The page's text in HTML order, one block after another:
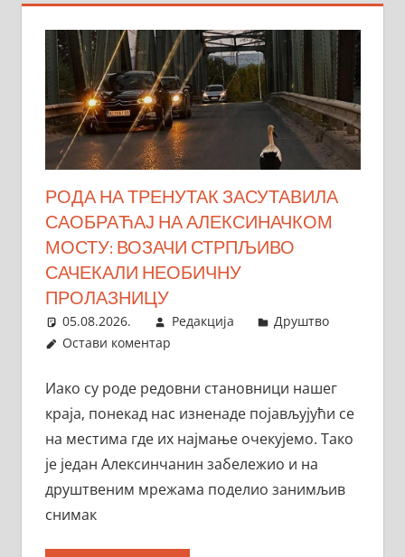
РОДА НА ТРЕНУТАК ЗАСУТАВИЛА
САОБРАЋАЈ НА АЛЕКСИНАЧКОМ
МОСТУ: ВОЗАЧИ СТРПЉИВО
САЧЕКАЛИ НЕОБИЧНУ
ПРОЛАЗНИЦУ
05.08.2026. Редакција
Друштво
Остави коментар
Иако су роде редовни становници нашег
краја, понекад нас изненаде појављујући се
на местима где их најмање очекујемо. Тако
је један Алексинчанин забележио и на
друштвеним мрежама поделио занимљив
снимак